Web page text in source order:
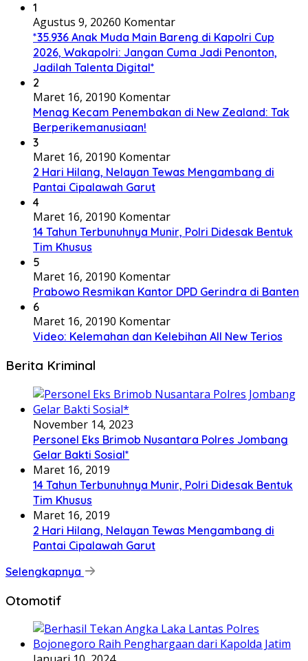
1
Agustus 9, 20260 Komentar
*35.936 Anak Muda Main Bareng di Kapolri Cup
2026, Wakapolri: Jangan Cuma Jadi Penonton,
Jadilah Talenta Digital*
2
Maret 16, 20190 Komentar
Menag Kecam Penembakan di New Zealand: Tak
Berperikemanusiaan!
3
Maret 16, 20190 Komentar
2 Hari Hilang, Nelayan Tewas Mengambang di
Pantai Cipalawah Garut
4
Maret 16, 20190 Komentar
14 Tahun Terbunuhnya Munir, Polri Didesak Bentuk
Tim Khusus
5
Maret 16, 20190 Komentar
Prabowo Resmikan Kantor DPD Gerindra di Banten
6
Maret 16, 20190 Komentar
Video: Kelemahan dan Kelebihan All New Terios
Berita Kriminal
November 14, 2023
Personel Eks Brimob Nusantara Polres Jombang
Gelar Bakti Sosial*
Maret 16, 2019
14 Tahun Terbunuhnya Munir, Polri Didesak Bentuk
Tim Khusus
Maret 16, 2019
2 Hari Hilang, Nelayan Tewas Mengambang di
Pantai Cipalawah Garut
Selengkapnya
Otomotif